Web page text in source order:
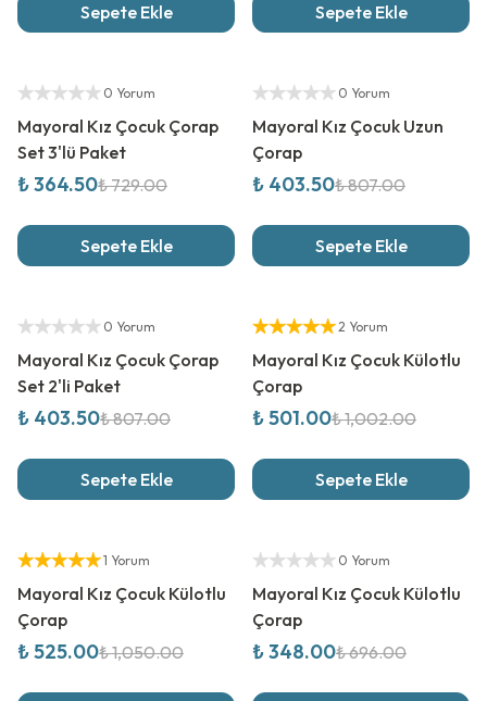
Sepete Ekle Sepete Ekle
Yetkili Satıcı
0 Yorum
Mayoral Kız Çocuk Çorap
Set 3'lü Paket
₺ 364.50₺ 729.00
Sepete Ekle
Yetkili Satıcı
0 Yorum
Mayoral Kız Çocuk Uzun
Çorap
₺ 403.50₺ 807.00
Sepete Ekle
Yetkili Satıcı
0 Yorum
Mayoral Kız Çocuk Çorap
Set 2'li Paket
₺ 403.50₺ 807.00
Sepete Ekle
Yetkili Satıcı
2 Yorum
Mayoral Kız Çocuk Külotlu
Çorap
₺ 501.00₺ 1,002.00
Sepete Ekle
Yetkili Satıcı
1 Yorum
Mayoral Kız Çocuk Külotlu
Çorap
₺ 525.00₺ 1,050.00
Yetkili Satıcı
0 Yorum
Mayoral Kız Çocuk Külotlu
Çorap
₺ 348.00₺ 696.00